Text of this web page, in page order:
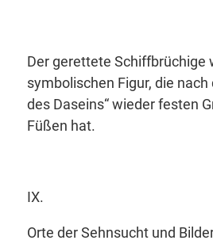
Der gerettete Schiffbrüchige
symbolischen Figur, die nach
des Daseins“ wieder festen
Füßen hat.
IX.
Orte der Sehnsucht und